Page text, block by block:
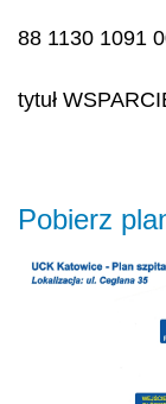
88 1130 1091
tytuł
Pobierz